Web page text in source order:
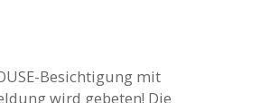
Besichtigung mit
wird gebeten! Die